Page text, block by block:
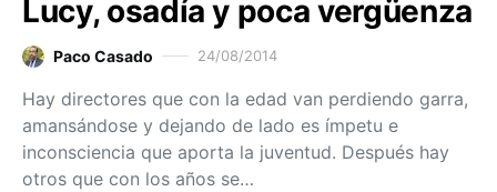
Lucy, osadía y poca vergüenza
Paco Casado 24/08/2014
Hay directores que con la edad van perdiendo garra,
amansándose y dejando de lado es ímpetu e
inconsciencia que aporta la juventud. Después hay
otros que con los años se…